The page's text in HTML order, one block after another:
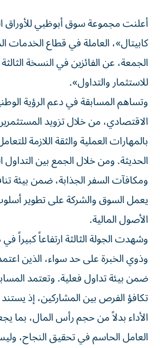
أعلنت مجموعة سوق أبوظبي للأوراق
كابيتال»، العاملة في قطاع الخدمات
الجمعة، عن الفائزين في النسخة
للاستثمار والتداول».
وتساهم المسابقة في دعم الرؤية
الاقتصادي، من خلال تزويد
بالمهارات العملية والثقة اللازمة
الحديثة. ومن خلال الجمع بين
ومكافآت السفر الجذابة، ضمن بيئة
يعمل السوق والشركة على تطوير
الأصول المالية.
وشهدت الجولة الثالثة ارتفاعاً كبيراً
وذوي الخبرة على حد سواء، الذين
ضمن بيئة تداول فعلية. وتعتمد
تكافؤ الفرص بين المشاركين، إذ
الأداء بدلاً من حجم رأس المال، بما
العامل الحاسم في تحقيق النجاح،